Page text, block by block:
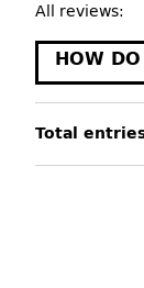
All reviews:
HOW
Total